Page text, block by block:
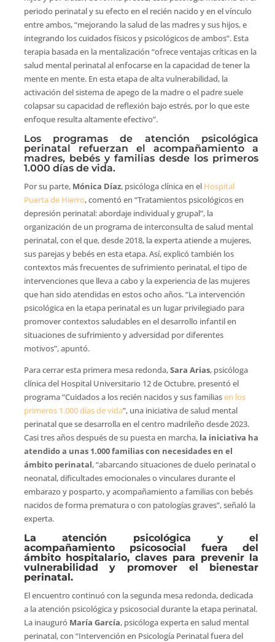
periodo perinatal y su efecto en el recién nacido y en el vínculo
entre ambos, “mejorando la salud de las madres y sus hijos, e
integrando los cuidados físicos y psicológicos de ambos”. Esta
terapia basada en la mentalización “ofrece ventajas críticas en la
salud mental perinatal al enfocarse en la capacidad de tener la
mente en mente. En esta etapa de alta vulnerabilidad, la
activación del sistema de apego de la madre o el padre suele
colapsar su capacidad de reflexión bajo estrés, por lo que este
enfoque resulta altamente efectivo”.
Los programas de atención psicológica
perinatal refuerzan el acompañamiento a
madres, bebés y familias desde los primeros
1.000 días de vida.
Por su parte, Mónica Díaz, psicóloga clínica en el Hospital
Puerta de Hierro, comentó en “Tratamientos psicológicos en
depresión perinatal: abordaje individual y grupal”, la
organización de un programa de interconsulta de salud mental
perinatal, con el que, desde 2018, la experta atiende a mujeres,
sus parejas y bebés en esta etapa. Así, explicó también los
contextos más frecuentes de sufrimiento perinatal, el tipo de
intervenciones que lleva a cabo y la experiencia de las mujeres
que han sido atendidas en estos ocho años. “La intervención
psicológica en la etapa perinatal es un lugar privilegiado para
promover contextos saludables en el desarrollo infantil en
situaciones de sufrimiento y adversidad por diferentes
motivos”, apuntó.
Para cerrar esta primera mesa redonda,Sara Arias, psicóloga
clínica del Hospital Universitario 12 de Octubre, presentó el
programa “Cuidados a los recién nacidos y sus familiasen los
primeros 1.000 días de vida”, una iniciativa de salud mental
perinatal que se desarrolla en el centro madrileño desde 2023.
Casi tres años después de su puesta en marcha, la iniciativa ha
atendido a unas 1.000 familias con necesidades en el
ámbito perinatal, “abarcando situaciones de duelo perinatal o
neonatal, dificultades emocionales o vinculares durante el
embarazo y posparto, y acompañamiento a familias con bebés
nacidos de forma prematura o con patologías graves”, señaló la
experta.
La atención psicológica y el
acompañamiento psicosocial fuera del
ámbito hospitalario, claves para prevenir la
vulnerabilidad y promover el bienestar
perinatal.
El encuentro continuó con la segunda mesa redonda, dedicada
a la atención psicológica y psicosocial durante la etapa perinatal.
La inauguró María García, psicóloga experta en salud mental
perinatal, con “Intervención en Psicología Perinatal fuera del